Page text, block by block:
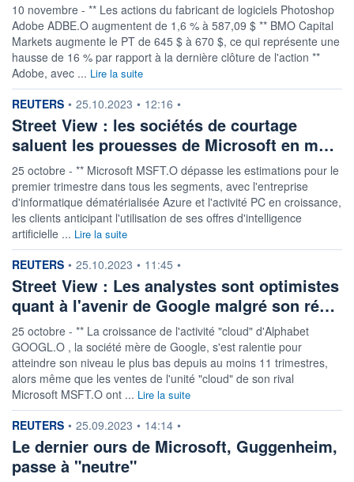
RENDEMENT
ESTIMÉ 2026
0,78%
PER ESTIMÉ
2026
26,89
DERNIER
ÉCHANGE
06.08.26 / 21:01:54
ÉLIGIBILITÉ
14,4/100 (faible)
10 novembre - ** Les actions du fabricant de logiciels Photoshop
Adobe ADBE.O augmentent de 1,6 % à 587,09 $ ** BMO Capital
Markets augmente le PT de 645 $ à 670 $, ce qui représente une
hausse de 16 % par rapport à la dernière clôture de l'action **
Adobe, avec ... Lire la suite
information fournie par
REUTERS • 25.10.2023 • 12:16 •
Street View : les sociétés de courtage
saluent les prouesses de Microsoft en m…
25 octobre - ** Microsoft MSFT.O dépasse les estimations pour le
premier trimestre dans tous les segments, avec l'entreprise
d'informatique dématérialisée Azure et l'activité PC en croissance,
les clients anticipant l'utilisation de ses offres d'intelligence
artificielle ... Lire la suite
information fournie par
REUTERS • 25.10.2023 • 11:45 •
Street View : Les analystes sont optimistes
quant à l'avenir de Google malgré son ré…
25 octobre - ** La croissance de l'activité "cloud" d'Alphabet
GOOGL.O , la société mère de Google, s'est ralentie pour
atteindre son niveau le plus bas depuis au moins 11 trimestres,
alors même que les ventes de l'unité "cloud" de son rival
Microsoft MSFT.O ont ... Lire la suite
information fournie par
REUTERS • 25.09.2023 • 14:14 •
Le dernier ours de Microsoft, Guggenheim,
passe à "neutre"